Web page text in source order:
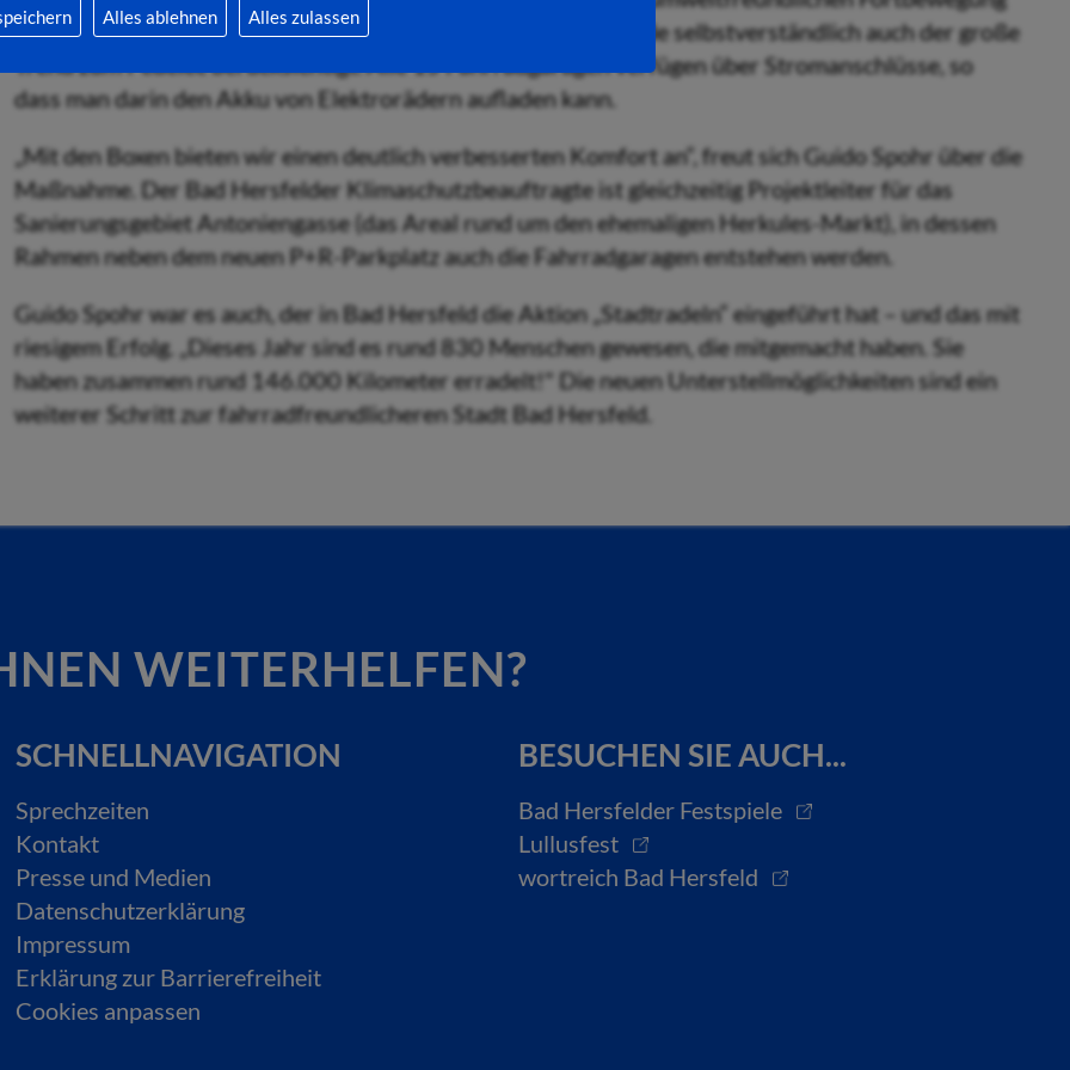
Alles ablehnen Alles zulassen
mit dem Fahrrad ab. Bei der Planung der Fahrradgaragen wurde selbstverständlich auch der große
Trend zum Pedelec berücksichtigt. Alle 15 Fahrradgaragen verfügen über Stromanschlüsse, so
dass man darin den Akku von Elektrorädern aufladen kann.
„Mit den Boxen bieten wir einen deutlich verbesserten Komfort an“, freut sich Guido Spohr über die
Maßnahme. Der Bad Hersfelder Klimaschutzbeauftragte ist gleichzeitig Projektleiter für das
Sanierungsgebiet Antoniengasse (das Areal rund um den ehemaligen Herkules-Markt), in dessen
Rahmen neben dem neuen P+R-Parkplatz auch die Fahrradgaragen entstehen werden.
Guido Spohr war es auch, der in Bad Hersfeld die Aktion „Stadtradeln“ eingeführt hat – und das mit
riesigem Erfolg. „Dieses Jahr sind es rund 830 Menschen gewesen, die mitgemacht haben. Sie
haben zusammen rund 146.000 Kilometer erradelt!" Die neuen Unterstellmöglichkeiten sind ein
weiterer Schritt zur fahrradfreundlicheren Stadt Bad Hersfeld.
WEITERHELFEN?
SCHNELLNAVIGATION
Sprechzeiten
Kontakt
Presse und Medien
Datenschutzerklärung
Impressum
Erklärung zur Barrierefreiheit
Cookies anpassen
BESUCHEN SIE AUCH...
Bad Hersfelder Festspiele
Lullusfest
wortreich Bad Hersfeld